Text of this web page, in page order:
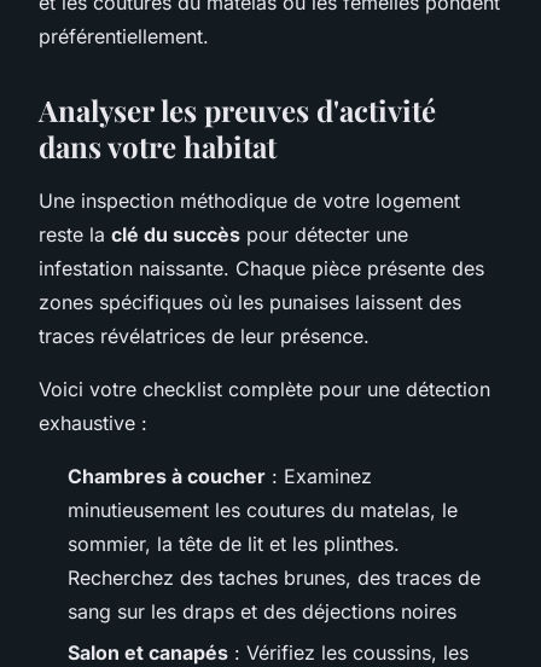
préférentiellement.
Analyser les preuves d'activité
dans votre habitat
Une inspection méthodique de votre logement
reste la clé du succès pour détecter une
infestation naissante. Chaque pièce présente des
zones spécifiques où les punaises laissent des
traces révélatrices de leur présence.
Voici votre checklist complète pour une détection
exhaustive :
Chambres à coucher : Examinez
minutieusement les coutures du matelas, le
sommier, la tête de lit et les plinthes.
Recherchez des taches brunes, des traces de
sang sur les draps et des déjections noires
Salon et canapés : Vérifiez les coussins, les